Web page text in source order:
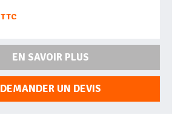
TTC
EN SAVOIR PLUS
DEMANDER UN DEVIS